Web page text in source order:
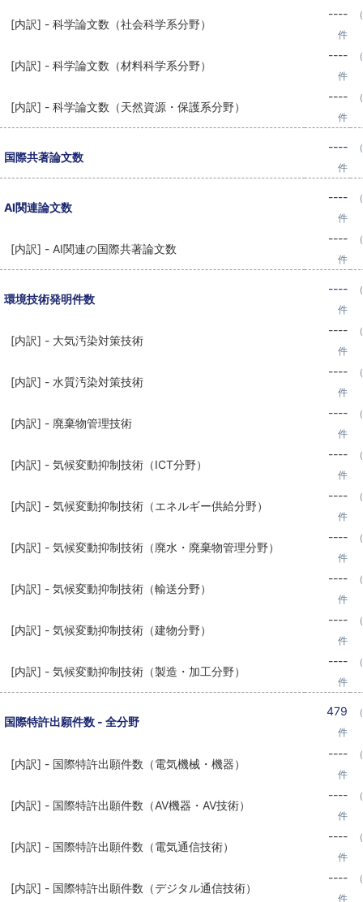
[内訳] - 科学論文数（社会科学系分野）
----
件
[内訳] - 科学論文数（材料科学系分野）
----
件
[内訳] - 科学論文数（天然資源・保護系分野）
----
件
国際共著論文数
----
件
AI関連論文数
----
件
[内訳] - AI関連の国際共著論文数
----
件
環境技術発明件数
----
件
[内訳] - 大気汚染対策技術
----
件
[内訳] - 水質汚染対策技術
----
件
[内訳] - 廃棄物管理技術
----
件
[内訳] - 気候変動抑制技術（ICT分野）
----
件
[内訳] - 気候変動抑制技術（エネルギー供給分野）
----
件
[内訳] - 気候変動抑制技術（廃水・廃棄物管理分野）
----
件
[内訳] - 気候変動抑制技術（輸送分野）
----
件
[内訳] - 気候変動抑制技術（建物分野）
----
件
[内訳] - 気候変動抑制技術（製造・加工分野）
----
件
国際特許出願件数 - 全分野
479
件
[内訳] - 国際特許出願件数（電気機械・機器）
----
件
[内訳] - 国際特許出願件数（AV機器・AV技術）
----
件
[内訳] - 国際特許出願件数（電気通信技術）
----
件
[内訳] - 国際特許出願件数（デジタル通信技術）
----
件